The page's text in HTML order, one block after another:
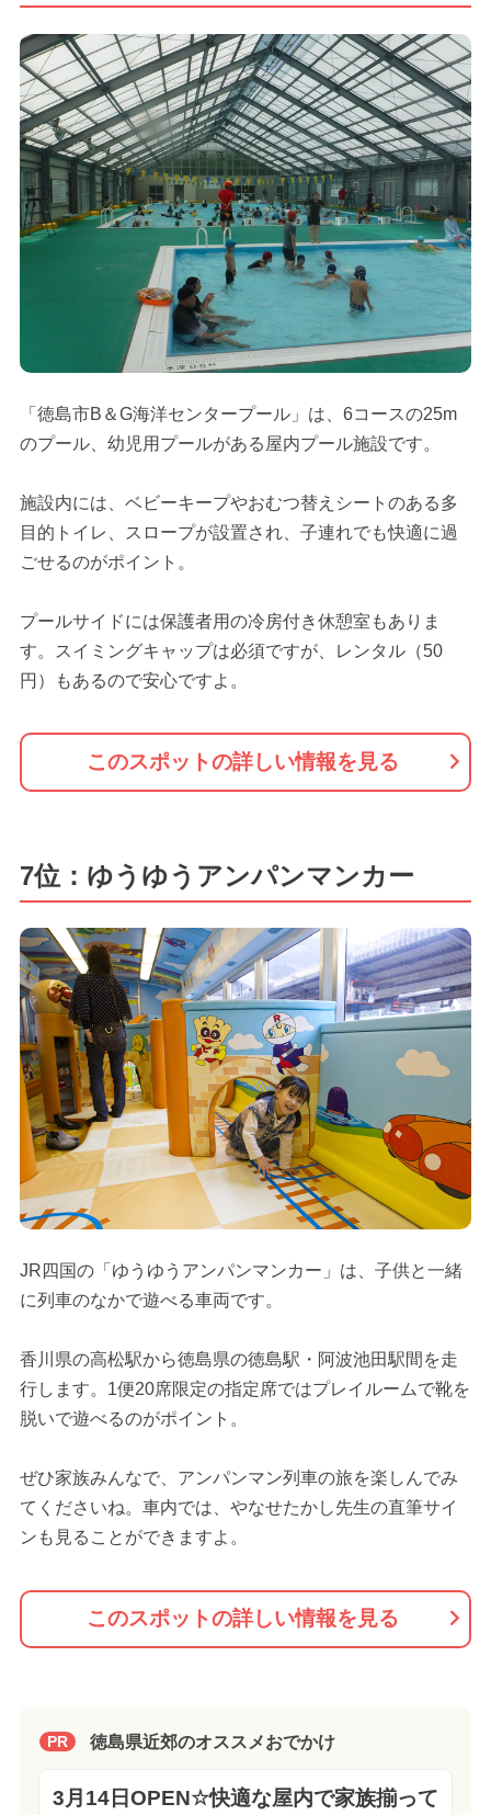
「徳島市B＆G海洋センタープール」は、6コースの25m
のプール、幼児用プールがある屋内プール施設です。
施設内には、ベビーキープやおむつ替えシートのある多
目的トイレ、スロープが設置され、子連れでも快適に過
ごせるのがポイント。
プールサイドには保護者用の冷房付き休憩室もありま
す。スイミングキャップは必須ですが、レンタル（50
円）もあるので安心ですよ。
このスポットの詳しい情報を見る
7位：ゆうゆうアンパンマンカー
JR四国の「ゆうゆうアンパンマンカー」は、子供と一緒
に列車のなかで遊べる車両です。
香川県の高松駅から徳島県の徳島駅・阿波池田駅間を走
行します。1便20席限定の指定席ではプレイルームで靴を
脱いで遊べるのがポイント。
ぜひ家族みんなで、アンパンマン列車の旅を楽しんでみ
てくださいね。車内では、やなせたかし先生の直筆サイ
ンも見ることができますよ。
このスポットの詳しい情報を見る
PR 徳島県近郊のオススメおでかけ
3月14日OPEN☆快適な屋内で家族揃って